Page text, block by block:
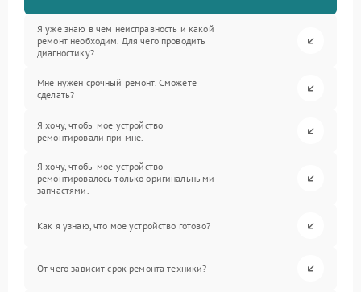
Я уже знаю в чем неисправность и какой
ремонт необходим. Для чего проводить
диагностику?
Мне нужен срочный ремонт. Сможете
сделать?
Я хочу, чтобы мое устройство
ремонтировали при мне.
Я хочу, чтобы мое устройство
ремонтировалось только оригинальными
запчастями.
Как я узнаю, что мое устройство готово?
От чего зависит срок ремонта техники?